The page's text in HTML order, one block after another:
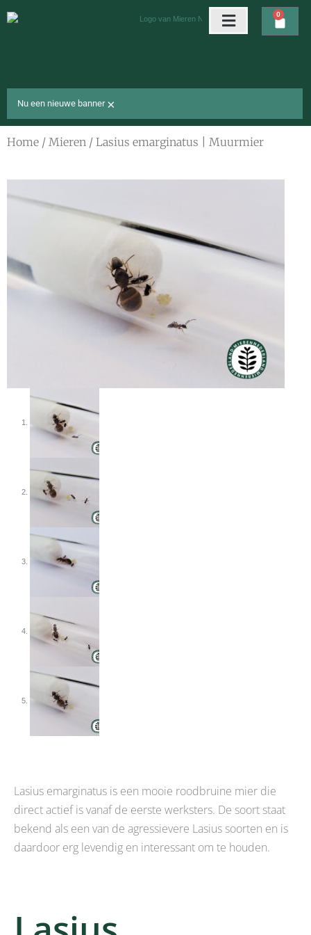
naar
0
Nu een nieuwe banner ×
Home / Mieren / Lasius emarginatus | Muurmier
Lasius emarginatus is een mooie roodbruine mier die
direct actief is vanaf de eerste werksters. De soort staat
bekend als een van de agressievere Lasius soorten en is
daardoor erg levendig en interessant om te houden.